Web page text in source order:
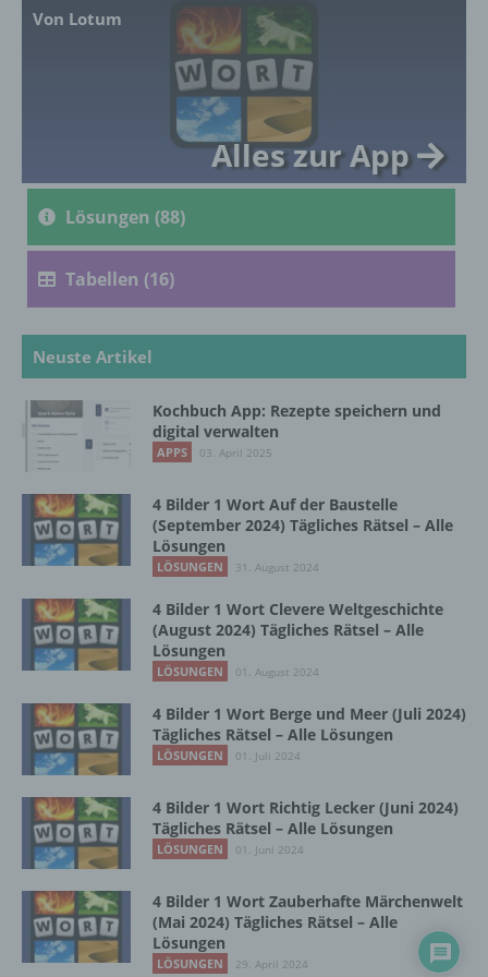
Von Lotum
Alles zur App
Lösungen (88)
Tabellen (16)
Neuste Artikel
Kochbuch App: Rezepte speichern und
digital verwalten
APPS 03. April 2025
4 Bilder 1 Wort Auf der Baustelle
(September 2024) Tägliches Rätsel – Alle
Lösungen
LÖSUNGEN 31. August 2024
4 Bilder 1 Wort Clevere Weltgeschichte
(August 2024) Tägliches Rätsel – Alle
Lösungen
LÖSUNGEN 01. August 2024
4 Bilder 1 Wort Berge und Meer (Juli 2024)
Tägliches Rätsel – Alle Lösungen
LÖSUNGEN 01. Juli 2024
4 Bilder 1 Wort Richtig Lecker (Juni 2024)
Tägliches Rätsel – Alle Lösungen
LÖSUNGEN 01. Juni 2024
4 Bilder 1 Wort Zauberhafte Märchenwelt
(Mai 2024) Tägliches Rätsel – Alle
Lösungen
LÖSUNGEN 29. April 2024
genetischen, psychischen, wirtschaftlichen,
kulturellen oder sozialen Identität dieser
natürlichen Person sind, identifiziert werden
b) betroffene Person
Betroffene Person ist jede identifizierte oder
Verarbeitung Verantwortlichen verarbeitet
c) Verarbeitung
Verarbeitung ist jeder mit oder ohne Hilfe
automatisierter Verfahren ausgeführte
Zusammenhang mit personenbezogenen
Daten wie das Erheben, das Erfassen, die
Organisation, das Ordnen, die Speicherung,
die Anpassung oder Veränderung, das
Auslesen, das Abfragen, die Verwendung,
die Offenlegung durch Übermittlung,
Verbreitung oder eine andere Form der
Bereitstellung, den Abgleich oder die
Verknüpfung, die Einschränkung, das
d) Einschränkung der Verarbeitung
Einschränkung der Verarbeitung ist die
Markierung gespeicherter
personenbezogener Daten mit dem Ziel, ihre
e) Profiling